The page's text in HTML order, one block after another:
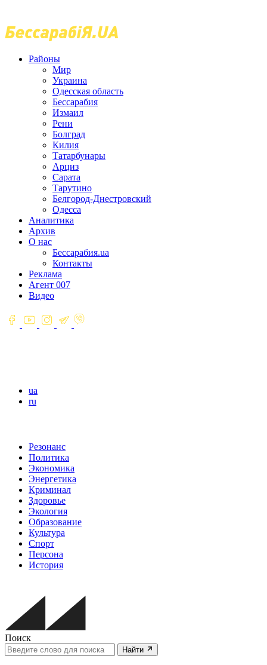
Районы
Мир
Украина
Одесская область
Бессарабия
Измаил
Рени
Болград
Килия
Татарбунары
Арциз
Сарата
Тарутино
Белгород-Днестровский
Одесса
Аналитика
Архив
О нас
Бессарабия.ua
Контакты
Реклама
Агент 007
Видео
ua
ru
Резонанс
Политика
Экономика
Энергетика
Криминал
Здоровье
Экология
Образование
Культура
Спорт
Персона
История
Поиск
Найти